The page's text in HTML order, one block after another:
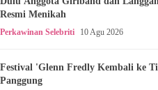
Resmi Menikah
Perkawinan Selebriti 10 Agu 2026
Festival 'Glenn Fredly Kembali ke
Panggung